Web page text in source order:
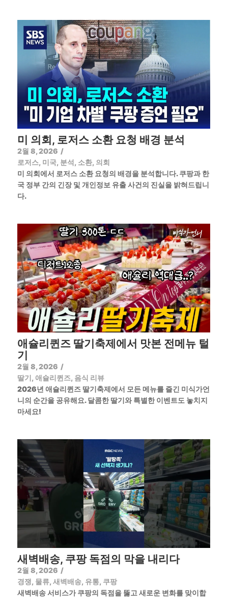
미 의회, 로저스 소환 요청 배경 분석
2월 8, 2026 /
로저스, 미국, 분석, 소환, 의회
미 의회에서 로저스 소환 요청의 배경을 분석합니다. 쿠팡과 한
국 정부 간의 긴장 및 개인정보 유출 사건의 진실을 밝혀드립니
다.
애슐리퀸즈 딸기축제에서 맛본 전메뉴 털
기
2월 8, 2026 /
딸기, 애슐리퀸즈, 음식 리뷰
2026년 애슐리퀸즈 딸기축제에서 모든 메뉴를 즐긴 미식가언
니의 순간을 공유해요. 달콤한 딸기와 특별한 이벤트도 놓치지
마세요!
새벽배송, 쿠팡 독점의 막을 내리다
2월 8, 2026 /
경쟁, 물류, 새벽배송, 유통, 쿠팡
새벽배송 서비스가 쿠팡의 독점을 뚫고 새로운 변화를 맞이합